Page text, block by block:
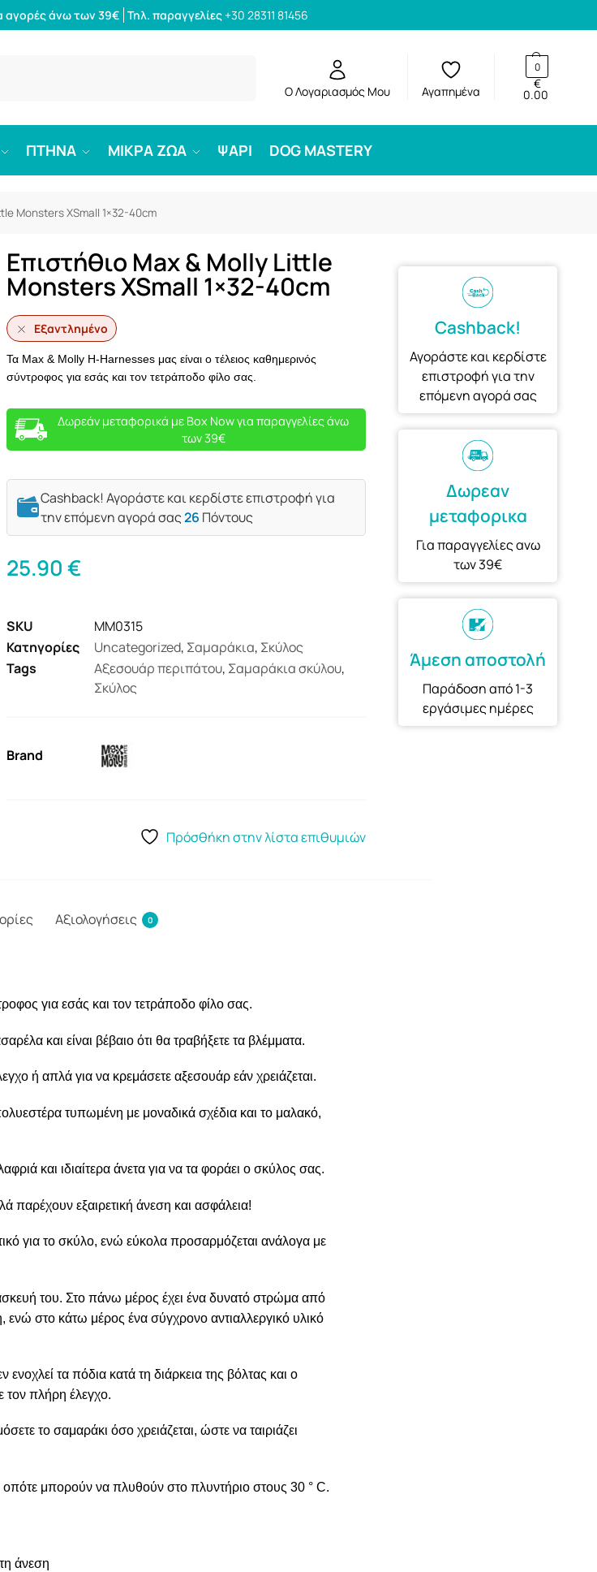
αγορές άνω των 39€ Τηλ. παραγγελίες +30 28311 81456
Ο Λογαριασμός Μου Αγαπημένα 0.00
€
0
ΠΤΗΝΑ ΜΙΚΡΑ ΖΩΑ ΨΑΡΙ DOG MASTERY
Monsters XSmall 1×32-40cm
Επιστήθιο Max & Molly Little
Monsters XSmall 1×32-40cm
Εξαντλημένο
Τα Max & Molly H-Harnesses μας είναι ο τέλειος καθημερινός
σύντροφος για εσάς και τον τετράποδο φίλο σας.
Δωρεάν μεταφορικά με Box Now για παραγγελίες άνω
των 39€
Cashback! Αγοράστε και κερδίστε επιστροφή για
την επόμενη αγορά σας26 Πόντους
25.90€
SKU
MM0315
Κατηγορίες
Uncategorized, Σαμαράκια, Σκύλος
Tags
Αξεσουάρ περιπάτου, Σαμαράκια σκύλου,
Σκύλος
Brand
Πρόσθήκη στην λίστα επιθυμιών
Cashback!
Αγοράστε και κερδίστε
επιστροφή για την
επόμενη αγορά σας
Δωρεαν
μεταφορικα
Για παραγγελίες ανω
των 39€
Άμεση αποστολή
Παράδοση από 1-3
εργάσιμες ημέρες
Αξιολογήσεις 0
για εσάς και τον τετράποδο φίλο σας.
και είναι βέβαιο ότι θα τραβήξετε τα βλέμματα.
ή απλά για να κρεμάσετε αξεσουάρ εάν χρειάζεται.
τυπωμένη με μοναδικά σχέδια και το μαλακό,
και ιδιαίτερα άνετα για να τα φοράει ο σκύλος σας.
παρέχουν εξαιρετική άνεση και ασφάλεια!
για το σκύλο, ενώ εύκολα προσαρμόζεται ανάλογα με
του. Στο πάνω μέρος έχει ένα δυνατό στρώμα από
στο κάτω μέρος ένα σύγχρονο αντιαλλεργικό υλικό
τα πόδια κατά τη διάρκεια της βόλτας και ο
τον πλήρη έλεγχο.
το σαμαράκι όσο χρειάζεται, ώστε να ταιριάζει
οπότε μπορούν να πλυθούν στο πλυντήριο στους 30 ° C.
άνεση